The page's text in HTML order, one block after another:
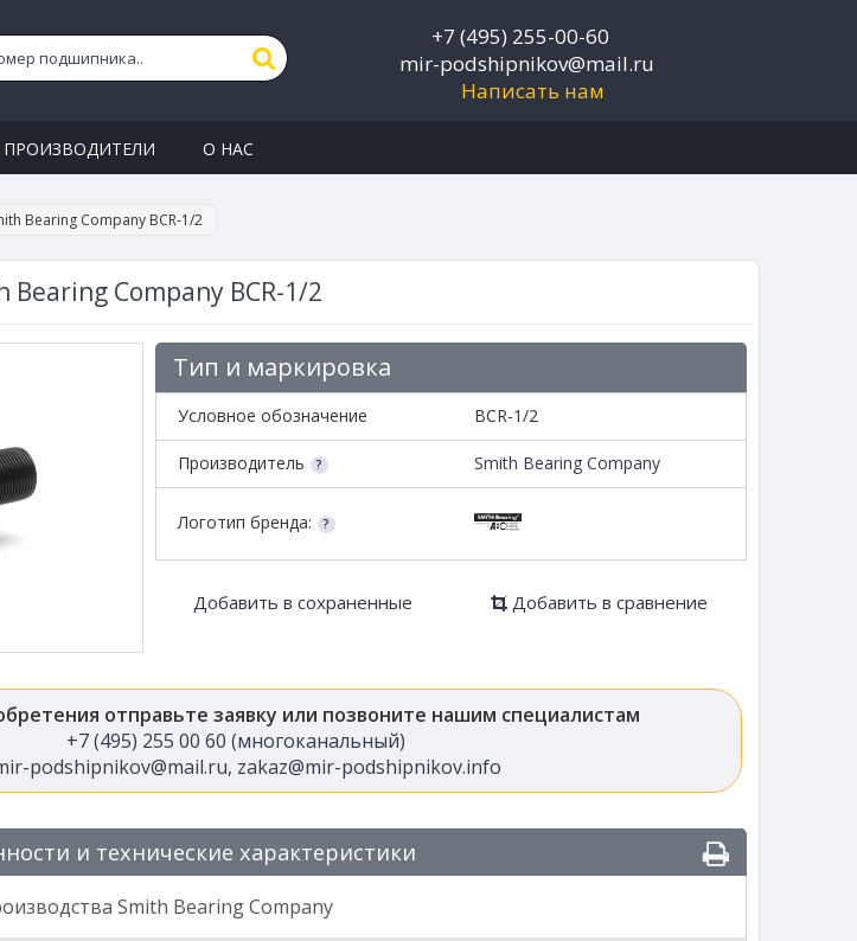
+7 (495) 255-00-60
mir-podshipnikov@mail.ru
Написать нам
ПРОИЗВОДИТЕЛИ О НАС
Bearing Company BCR-1/2
Company BCR-1/2
Тип и маркировка
Условное обозначение BCR-1/2
Производитель Smith Bearing Company
Логотип бренда:
Добавить в сохраненные Добавить в сравнение
отправьте заявку или позвоните нашим специалистам
+7 (495) 255 00 60 (многоканальный)
podshipnikov@mail.ru, zakaz@mir-podshipnikov.info
и технические характеристики
Smith Bearing Company